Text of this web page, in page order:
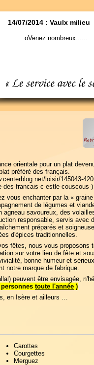
14/07/2014 : Vaulx milieu
oVenez nombreux......
orientale pour un plat
préféré des français.
loisir/145043-
des-francais-c-estle-couscous-)
vous enchanter par la «
de légumes et
agneau savoureux, des
responsable, servis avec
préparés et
d'épices traditionnelles.
fêtes, nous vous proposons
sur votre lieu de fête et
bonne humeur et
notre marque de fabrique.
peuvent être envisagée,
personnes toute l'année )
en Isère et ailleurs …
Carottes
Courgettes
Merguez